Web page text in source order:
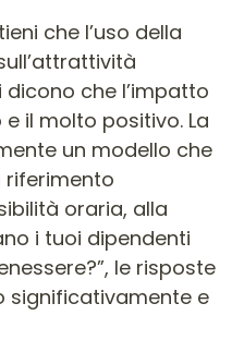
che l’uso della
dicono che l’impatto
il molto positivo. La
un modello che
riferimento
oraria, alla
i tuoi dipendenti
le risposte
significativamente e